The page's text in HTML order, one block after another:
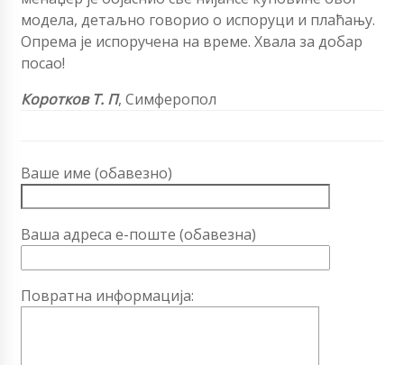
модела, детаљно говорио о испоруци и плаћању.
Опрема је испоручена на време. Хвала за добар
посао!
Коротков Т. П, Симферопол
Ваше име (обавезно)
Ваша адреса е-поште (обавезна)
Повратна информација: